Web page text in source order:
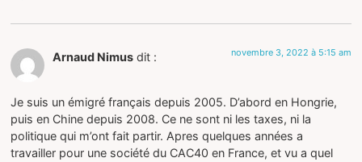
Arnaud Nimus dit : novembre 3, 2022 à 5:15 am
Je suis un émigré français depuis 2005. D’abord en Hongrie,
puis en Chine depuis 2008. Ce ne sont ni les taxes, ni la
politique qui m’ont fait partir. Apres quelques années a
travailler pour une société du CAC40 en France, et vu a quel